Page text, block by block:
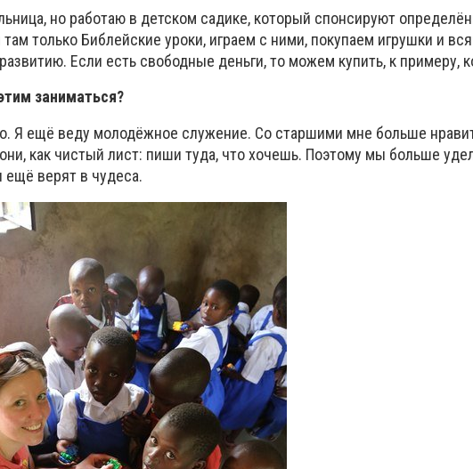
но работаю в детском садике, который спонсируют
только Библейские уроки, играем с ними, покупаем игрушки и
Если есть свободные деньги, то можем купить, к примеру,
заниматься?
Я ещё веду молодёжное служение. Со старшими мне больше
как чистый лист: пиши туда, что хочешь. Поэтому мы больше
ещё верят в чудеса.